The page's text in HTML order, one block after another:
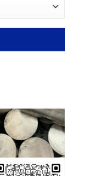
nhất cho
về độ bền
độ bền chảy
phòng, nhôm
MPa, trong
MPa. Tuy
về khả năng